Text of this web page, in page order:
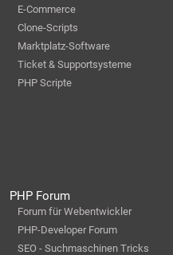
E-Commerce
Clone-Scripts
Marktplatz-Software
Ticket & Supportsysteme
PHP Scripte
PHP Forum
Forum für Webentwickler
PHP-Developer Forum
SEO - Suchmaschinen Tricks